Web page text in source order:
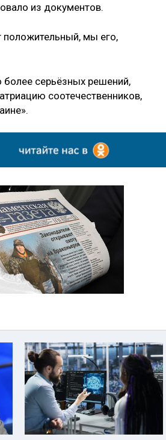
из документов.
положительный, мы его,
более серьёзных решений,
соотечественников,